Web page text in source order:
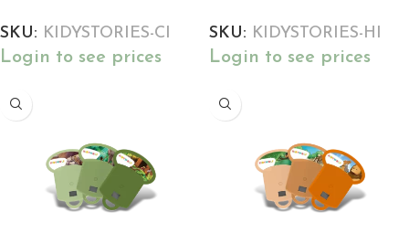
SKU: KIDYSTORIES-CI
Login to see prices
SKU: KIDYSTORIES-HI
Login to see prices